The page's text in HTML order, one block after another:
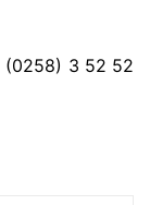
(0258) 3 52 52